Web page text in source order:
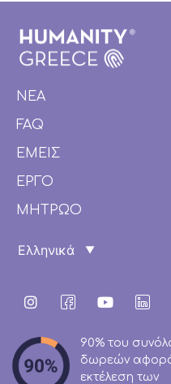
ΝΕΑ
FAQ
ΕΜΕΙΣ
ΕΡΓΟ
ΜΗΤΡΩΟ
90% του
δωρεών
εκτέλεση των